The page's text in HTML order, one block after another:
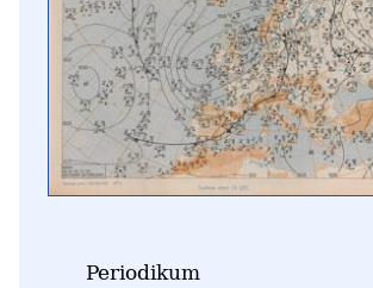
Periodikum